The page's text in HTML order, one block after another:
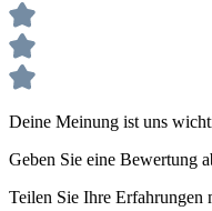
des Käufers bzw. Verarbeiters.
Deine Meinung ist uns
Geben Sie eine Bewertung
Teilen Sie Ihre Erfahrungen